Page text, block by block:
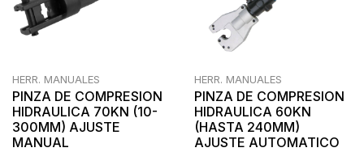
HERR. MANUALES
PINZA DE COMPRESION
HIDRAULICA 70KN (10-
300MM) AJUSTE
MANUAL
HERR. MANUALES
PINZA DE COMPRESION
HIDRAULICA 60KN
(HASTA 240MM)
AJUSTE AUTOMATICO